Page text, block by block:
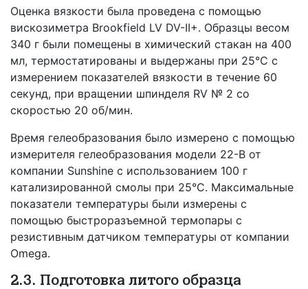
Оценка вязкости была проведена с помощью
вискозиметра Brookfield LV DV-II+. Образцы весом
340 г были помещены в химический стакан на 400
мл, термостатированы и выдержаны при 25°С с
измерением показателей вязкости в течение 60
секунд, при вращении шпинделя RV № 2 со
скоростью 20 об/мин.
Время гелеобразования было измерено с помощью
измерителя гелеобразования модели 22-B от
компании Sunshine с использованием 100 г
катализированной смолы при 25°С. Максимальные
показатели температуры были измерены с
помощью быстроразъемной термопары с
резистивным датчиком температуры от компании
Omega.
2.3. Подготовка литого образца